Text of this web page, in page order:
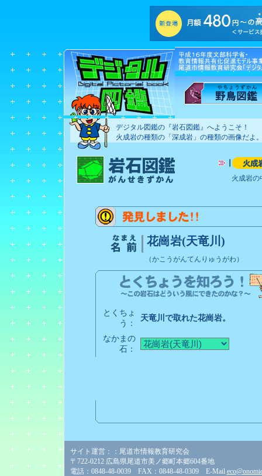
デジタル図鑑の『岩石図鑑』へようこそ！
火成岩の種類の「深成岩」の種類の画像だよ
火成岩の
花崗岩(天竜川)
（かこうがんてんりゅうがわ）
とくちょ
う：
天竜川で取れた花崗岩。
なかまの
石：
サイト運営：：尾道市情報教育研究会
〒722-0212 広島県尾道市美ノ郷町本郷604番地
電話：0848-48-0039 FAX：0848-48-0309 E-Mail